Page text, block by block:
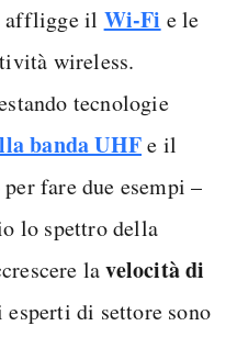
affligge il Wi-Fi e le
wireless.
tecnologie
banda UHFe il
fare due esempi –
lo spettro della
lavelocità di
esperti di settore sono